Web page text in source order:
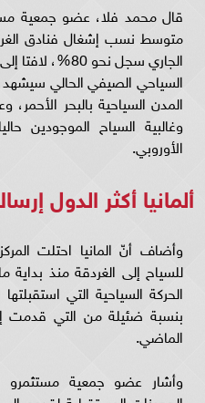
قال محمد فلا، عضو جمعية
متوسط نسب إشغال فنادق
الجاري سجل نحو
السياحي الصيفي الحالي سيشهد
المدن السياحية بالبحر
وغالبية السياح الموجودين
الأوروبي.
ألمانيا أكثر الدول
وأضاف أنّ المانيا احتلت
للسياح إلى الغردقة منذ
الحركة السياحية التي
بنسبة ضئيلة من التي قدمت
الماضي.
وأشار عضو جمعية مستثمرو